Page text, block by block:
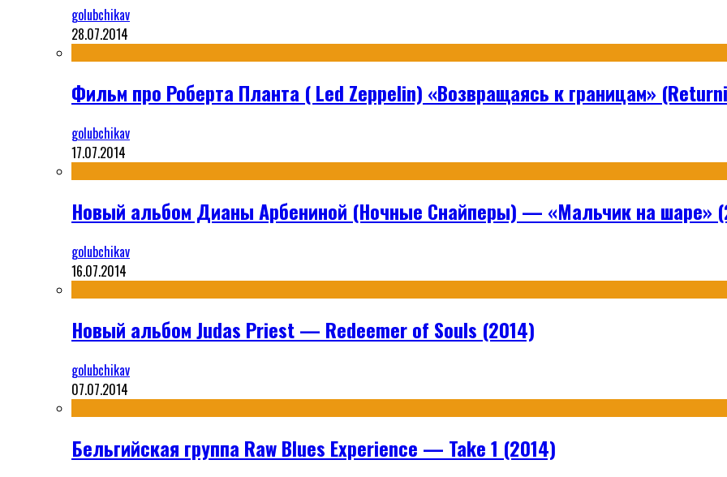
golubchikav
28.07.2014
Фильм про Роберта Планта ( Led Zeppelin) «Возвращаясь к границам»
golubchikav
17.07.2014
Новый альбом Дианы Арбениной (Ночные Снайперы) — «Мальчик на шаре»
golubchikav
16.07.2014
Новый альбом Judas Priest — Redeemer of Souls (2014)
golubchikav
07.07.2014
Бельгийская группа Raw Blues Experience — Take 1 (2014)